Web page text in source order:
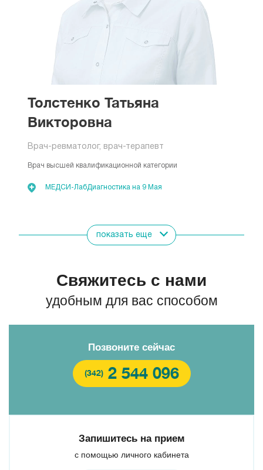
Толстенко Татьяна
Викторовна
Врач-ревматолог, врач-терапевт
Врач высшей квалификационной категории
МЕДСИ-ЛабДиагностика на 9 Мая
Пигалева Юлия Борисовна
Муллаянова Гульназира
Савченко Кристина
Показать всех врачей
показать еще
Свяжитесь с нами
удобным для вас способом
Позвоните сейчас
(342) 2 544 096
Запишитесь на прием
с помощью личного кабинета